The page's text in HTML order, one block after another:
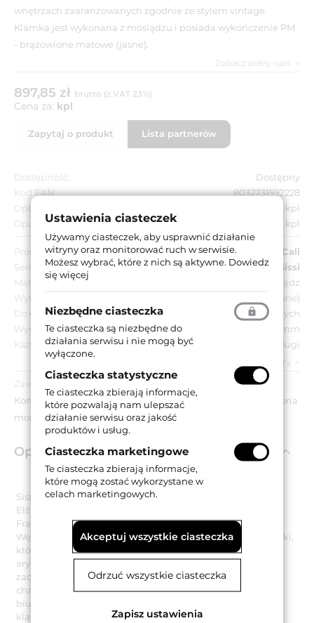
wnętrzach zaaranżowanych zgodnie ze stylem vintage.
Klamka jest wykonana z mosiądzu i posiada wykończenie PM
- brązowione matowe (jasne).
Zobacz pełny opis
897,85 zł brutto (z VAT 23%)
Cena za: kpl
Zapytaj o produkt Lista partnerów
Dostępność:
Dostępny
Kod EAN:
8032731592228
Opakowanie jednostkowe:
1 kpl
Opakowanie zbiorcze:
15 kpl
Producent:
Linea Cali
Seria:
Sissi
Materiał:
Mosiądz
Wykończenie:
PM - brązowione matowe (jasne)
Do drzwi:
Wewnętrznych
Wymiar szyldu:
50x275 mm
Kształt szyldu:
Długi
zobacz wszystkie parametry
Zawartość opakowania:
Komplet klamek na długich szyldach z blokadą WC, akcesoria
montażowe.
Opis produktu
Sissi to pseudonim legendarnej bawarskiej księżniczki
Elżbiety Amalii Eugenii von Wittelsbach, która po ślubie z
Franciszkiem Józefem została cesarzową Austrii i królową
Węgier. Tą samą nazwę nosi także model luksusowej klamki,
której wzornictwo nawiązuje do stylu typowego dla
arystokratycznych rezydencji i pałaców środkowej oraz
zachodniej Europy. Klamka Sissi podkreśli luksusowy
charakter każdego stylowego apartamentu, gabinetu, czy
biura należącego do firmy lub osoby prywatnej, ceniącej
klasyczne i uniwersalne kanony wystroju wnętrz.
Ustawienia ciasteczek
Używamy ciasteczek, aby usprawnić działanie
witryny oraz monitorować ruch w serwisie.
Możesz wybrać, które z nich są aktywne. Dowiedz
się więcej
Niezbędne ciasteczka
Te ciasteczka są niezbędne do
działania serwisu i nie mogą być
wyłączone.
Ciasteczka statystyczne
Te ciasteczka zbierają informacje,
które pozwalają nam ulepszać
działanie serwisu oraz jakość
produktów i usług.
Ciasteczka marketingowe
Te ciasteczka zbierają informacje,
które mogą zostać wykorzystane w
celach marketingowych.
Akceptuj wszystkie ciasteczka
Odrzuć wszystkie ciasteczka
Zapisz ustawienia